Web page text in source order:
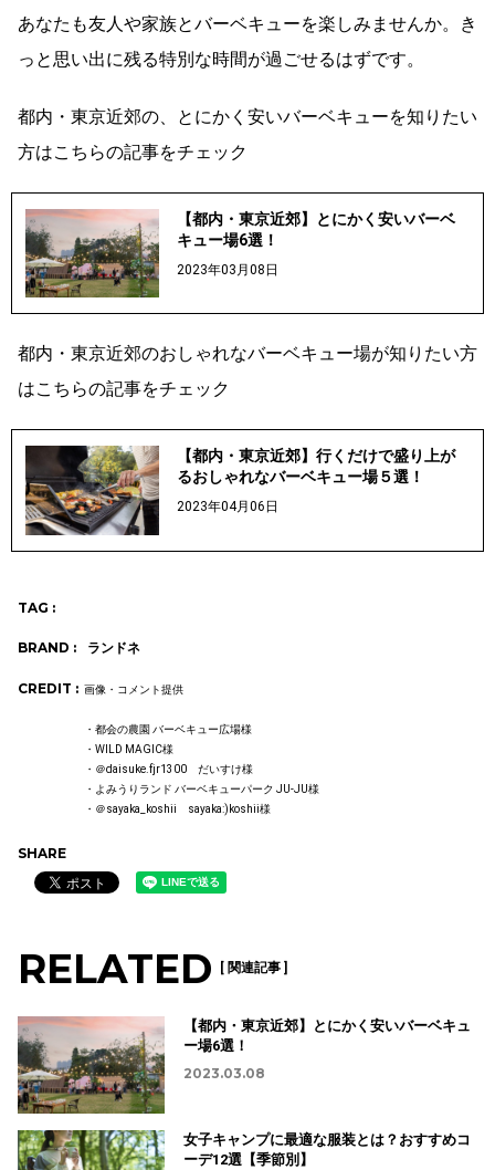
あなたも友人や家族とバーベキューを楽しみませんか。き
っと思い出に残る特別な時間が過ごせるはずです。
都内・東京近郊の、とにかく安いバーベキューを知りたい
方はこちらの記事をチェック
【都内・東京近郊】とにかく安いバーベ
キュー場6選！
2023年03月08日
都内・東京近郊のおしゃれなバーベキュー場が知りたい方
はこちらの記事をチェック
【都内・東京近郊】行くだけで盛り上が
るおしゃれなバーベキュー場５選！
2023年04月06日
TAG :
BRAND : ランドネ
CREDIT : 画像・コメント提供
・都会の農園 バーベキュー広場様
・WILD MAGIC様
・＠daisuke.fjr1300 だいすけ様
・よみうりランド バーベキューパーク JU-JU様
・＠sayaka_koshii sayaka:)koshii様
SHARE
RELATED [ 関連記事 ]
【都内・東京近郊】とにかく安いバーベキュ
ー場6選！
2023.03.08
女子キャンプに最適な服装とは？おすすめコ
ーデ12選【季節別】